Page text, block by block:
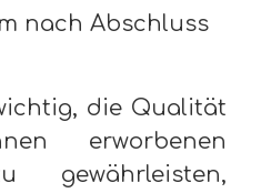
nach Abschluss
die Qualität
erworbenen
gewährleisten,